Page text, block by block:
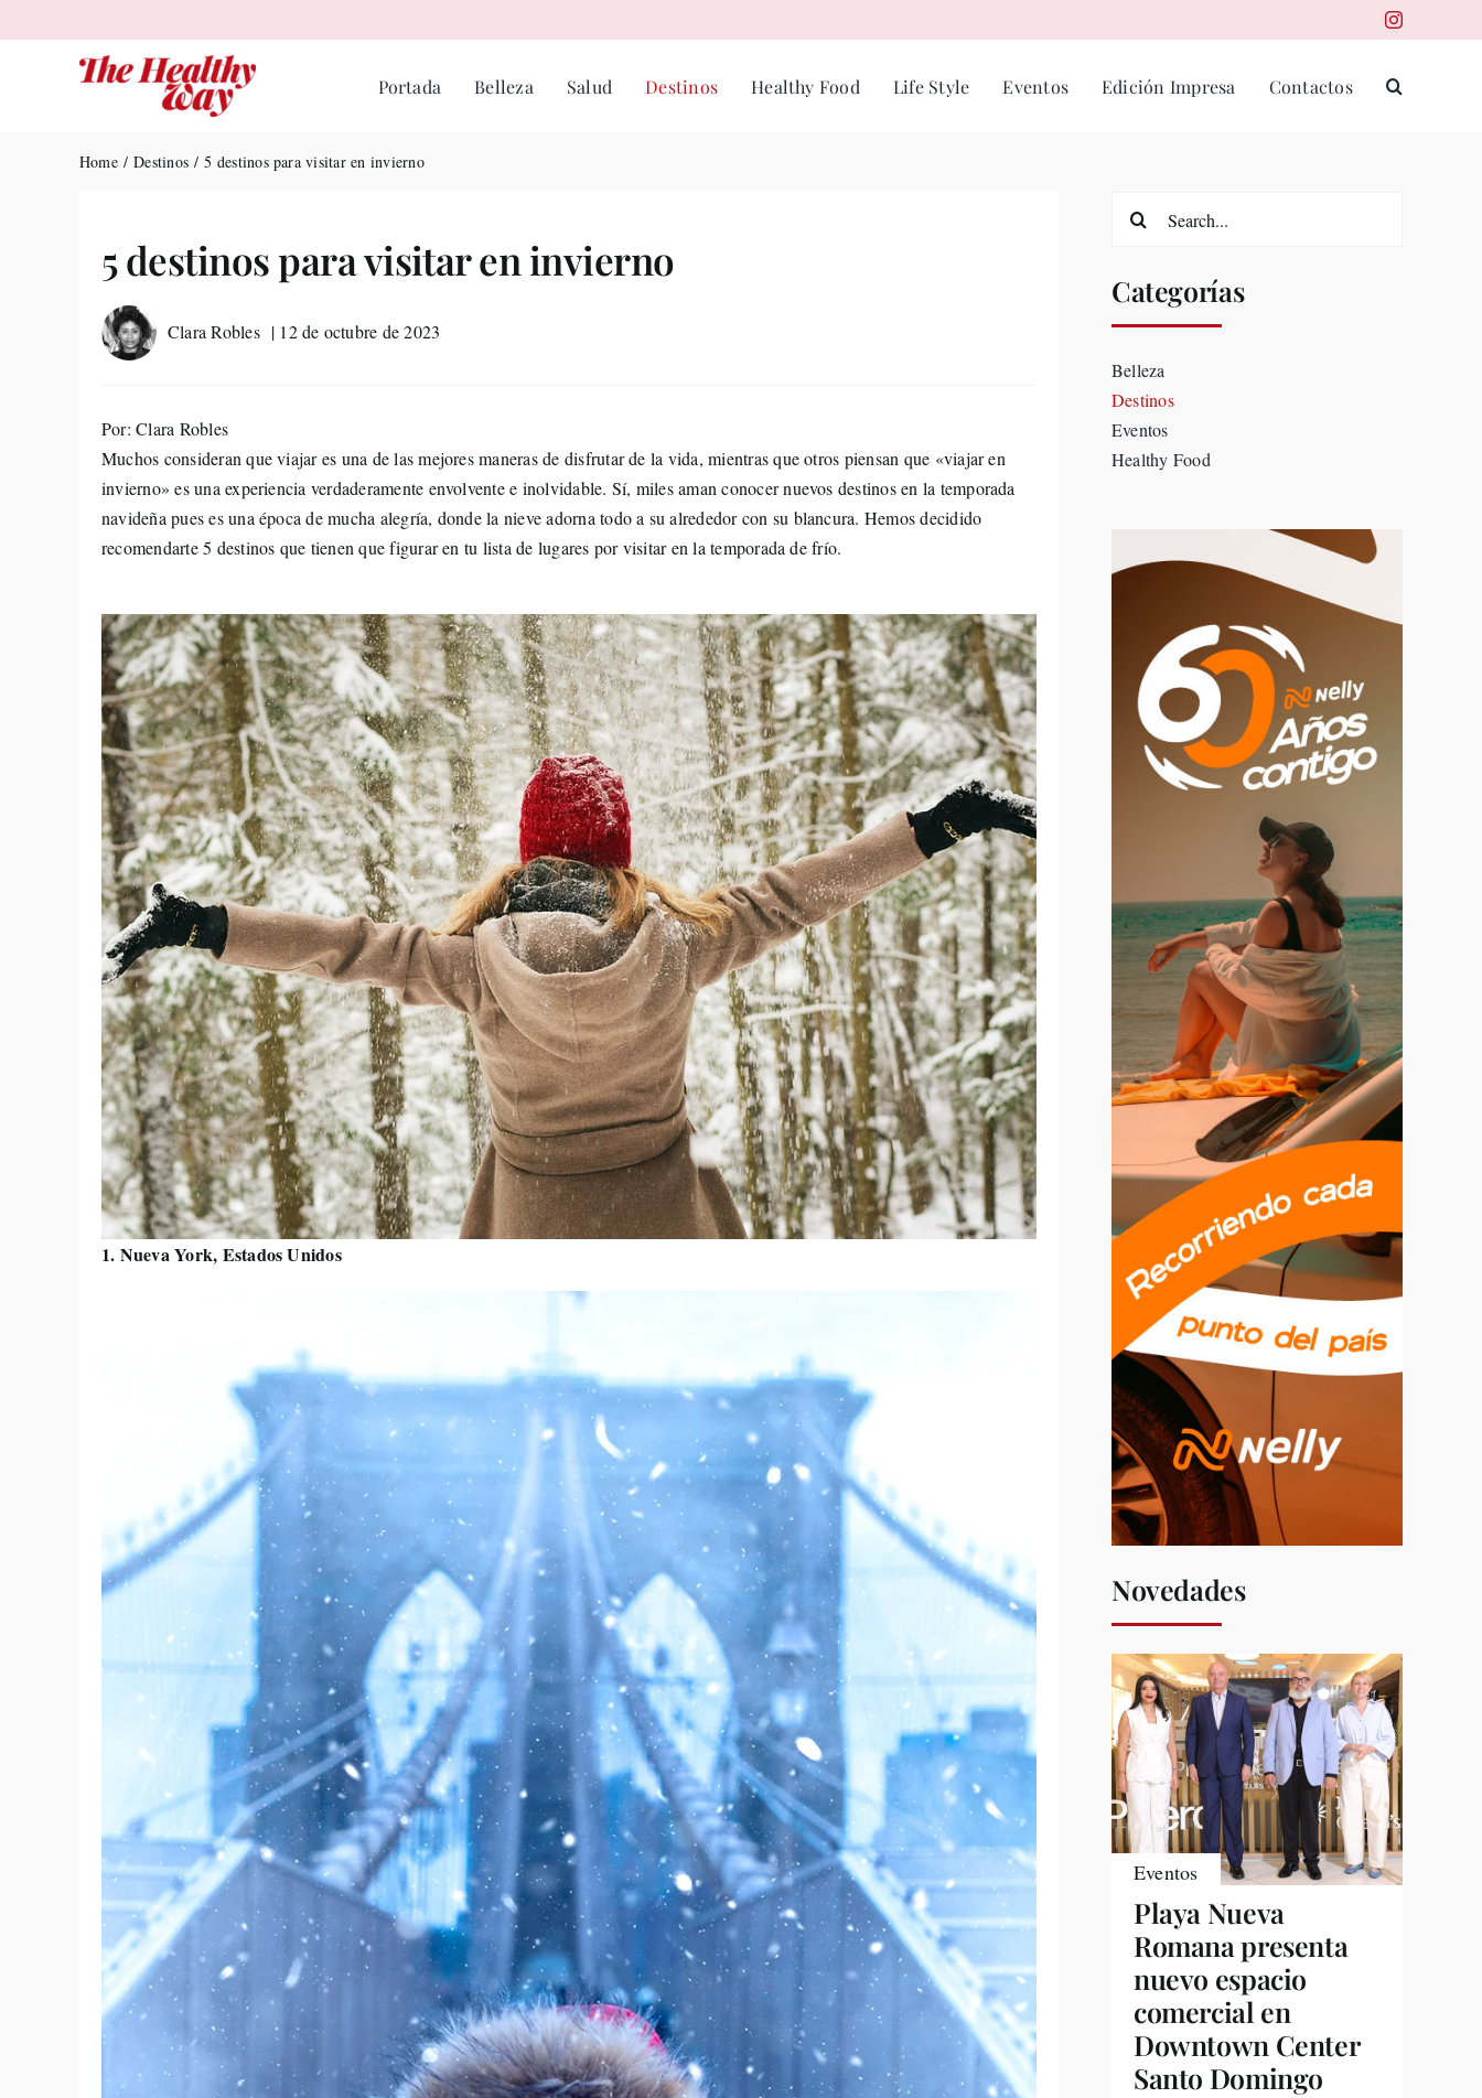
to
Portada Belleza Salud Destinos Healthy Food Life Style Eventos Edición Impresa Contactos
Home Destinos 5 destinos para visitar en invierno
5 destinos para visitar en invierno
Clara Robles | 12 de octubre de 2023
Por: Clara Robles
Muchos consideran que viajar es una de las mejores maneras de disfrutar de la vida, mientras que otros piensan que «viajar en
invierno» es una experiencia verdaderamente envolvente e inolvidable. Sí, miles aman conocer nuevos destinos en la temporada
navideña pues es una época de mucha alegría, donde la nieve adorna todo a su alrededor con su blancura. Hemos decidido
recomendarte 5 destinos que tienen que figurar en tu lista de lugares por visitar en la temporada de frío.
1. Nueva York, Estados Unidos
Categorías
Belleza
Destinos
Eventos
Healthy Food
Novedades
Eventos
Playa Nueva
Romana presenta
nuevo espacio
comercial en
Downtown Center
Santo Domingo